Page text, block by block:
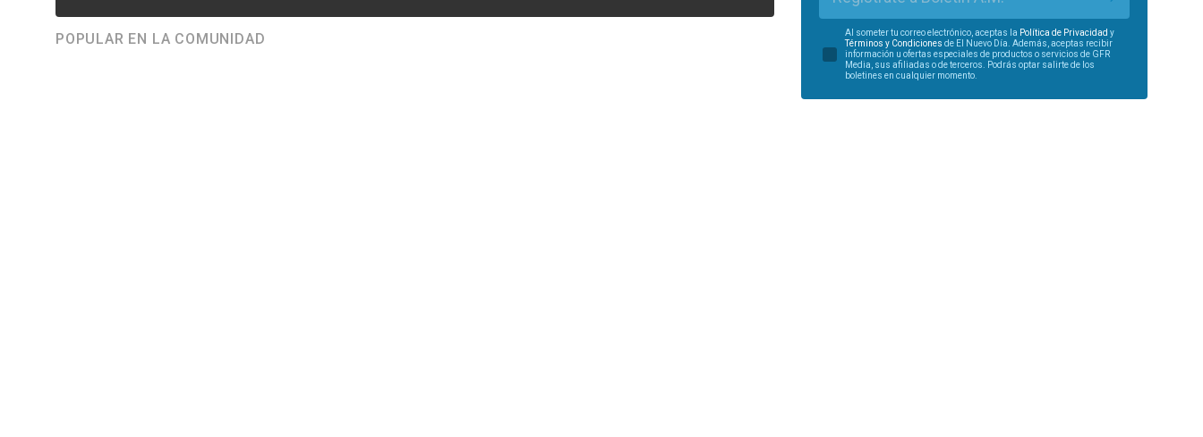
POPULAR EN LA COMUNIDAD Al someter tu correo electrónico, aceptas la Política de Privacidad y
Términos y Condiciones de El Nuevo Día. Además, aceptas recibir
información u ofertas especiales de productos o servicios de GFR
Media, sus afiliadas o de terceros. Podrás optar salirte de los
boletines en cualquier momento.